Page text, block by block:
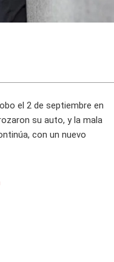
el 2 de septiembre en
su auto, y la mala
con un nuevo